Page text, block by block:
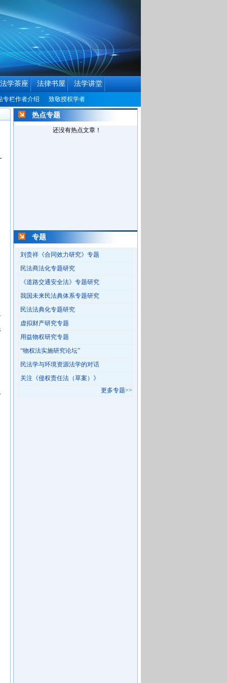
法学茶座 法律书屋 法学讲堂
者介绍 致敬授权学者 中国民商法律网历届编辑联系方式征集公告
热点专题
还没有热点文章！
专题
刘贵祥《合同效力研究》专题
民法商法化专题研究
《道路交通安全法》专题研究
我国未来民法典体系专题研究
民法法典化专题研究
虚拟财产研究专题
用益物权研究专题
“物权法实施研究论坛”
民法学与环境资源法学的对话
关注《侵权责任法（草案）》
更多专题>>